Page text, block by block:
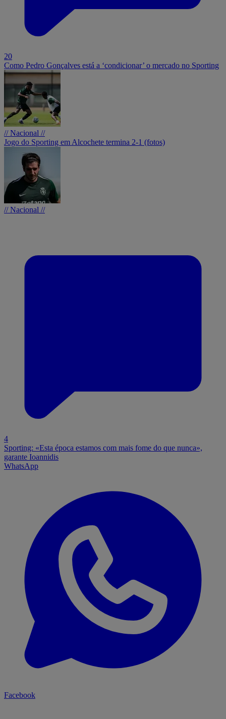
20
Como Pedro Gonçalves está a ‘condicionar’ o mercado no Sporting
// Nacional //
Jogo do Sporting em Alcochete termina 2-1 (fotos)
// Nacional //
4
Sporting: «Esta época estamos com mais fome do que nunca»,
garante Ioannidis
WhatsApp
Facebook